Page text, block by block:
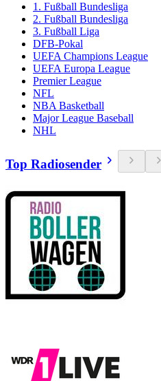
1. Fußball Bundesliga
2. Fußball Bundesliga
3. Fußball Liga
DFB-Pokal
UEFA Champions League
UEFA Europa League
Premier League
NFL
NBA Basketball
Major League Baseball
NHL
Top Radiosender